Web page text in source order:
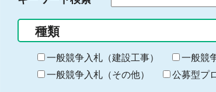
る
キ
ー
種類
一般競争入札（建設工事） 一般競
一般競争入札（その他）
公募型プ